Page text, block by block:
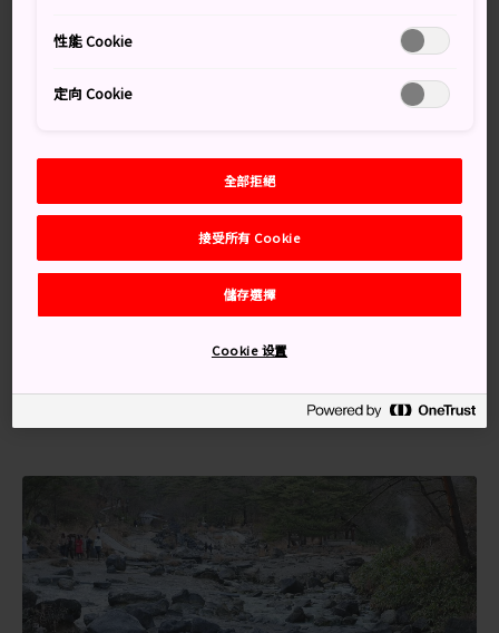
此。
知識補給站
這裡是日本溫泉最活躍的地帶，每分鐘湧出泉水達
1,070 公升
交通方式
前往公園最快的方法就是乘坐直達特急電車，從東京上野
站出發，並在長野草津站下車。 公園離湯畑「溫泉區」步
兩側林立著旅館和店鋪的窄路，即可抵達公園。
性能 Cookie
定向 Cookie
全部拒絕
接受所有 Cookie
儲存選擇
Cookie 设置